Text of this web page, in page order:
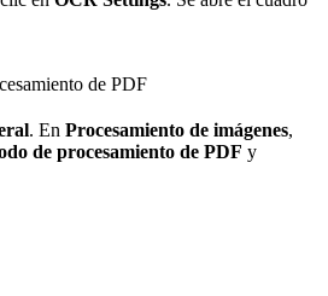
de PDF
. En Procesamiento de imágenes,
de procesamiento de PDF y